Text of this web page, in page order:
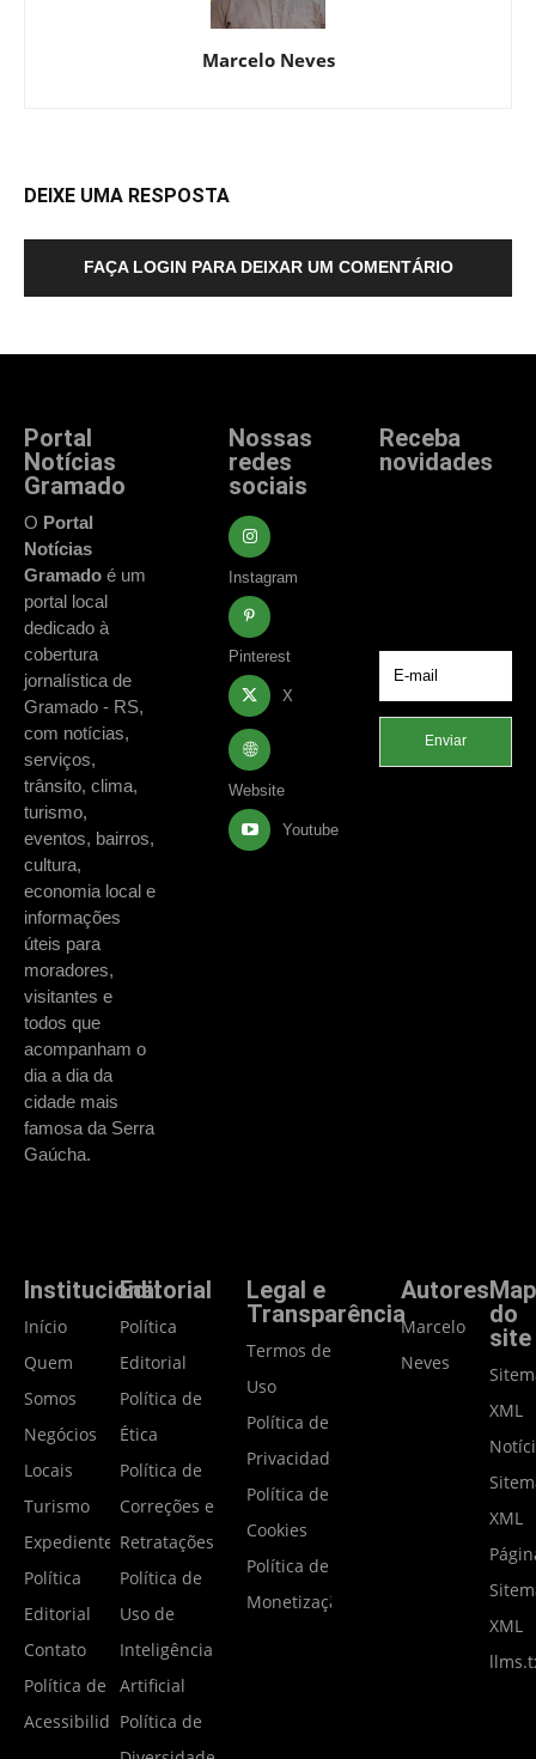
Marcelo Neves
DEIXE UMA RESPOSTA
FAÇA LOGIN PARA DEIXAR UM COMENTÁRIO
Portal
Notícias
Gramado
O Portal
Notícias
Gramado é um
portal local
dedicado à
cobertura
jornalística de
Gramado - RS,
com notícias,
serviços,
trânsito, clima,
turismo,
eventos, bairros,
cultura,
economia local e
informações
úteis para
moradores,
visitantes e
todos que
acompanham o
dia a dia da
cidade mais
famosa da Serra
Gaúcha.
Nossas
redes
sociais
Instagram
Pinterest
X
Website
Youtube
Receba
novidades
Enviar
Institucional
Início
Quem
Somos
Negócios
Locais
Turismo
Expediente
Política
Editorial
Contato
Política de
Acessibilidade
Editorial
Política
Editorial
Política de
Ética
Política de
Correções e
Retratações
Política de
Uso de
Inteligência
Artificial
Política de
Legal e
Transparência
Termos de
Uso
Política de
Privacidade
Política de
Cookies
Política de
Monetização
Autores
Marcelo
Neves
do
site
XML
XML
XML